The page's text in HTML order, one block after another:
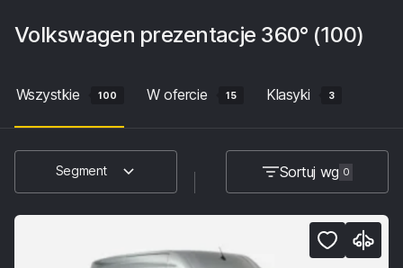
Volkswagen prezentacje 360° (100)
Wszystkie 100 W ofercie 15 Klasyki 3
Segment Sortuj wg 0